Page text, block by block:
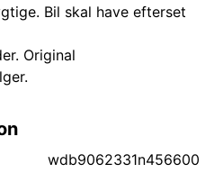
Bil skal have efterset
Original
wdb9062331n456600